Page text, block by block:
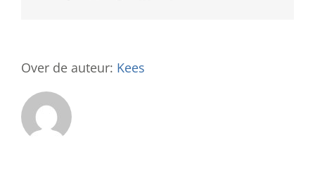
Over de auteur: Kees